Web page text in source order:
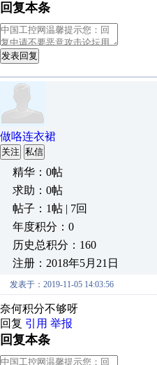
回复本条
发表回复
做咯连衣裙
关注 私信
精华：0帖
求助：0帖
帖子：1帖 | 7回
年度积分：0
历史总积分：160
注册：2018年5月21日
发表于：2019-11-05 14:03:56
奈何积分不够呀
回复 引用 举报
回复本条